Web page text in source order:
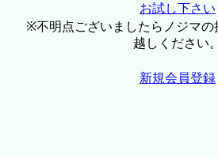
お試し下さい
※不明点ございましたらノジマの
越しください。
新規会員登録